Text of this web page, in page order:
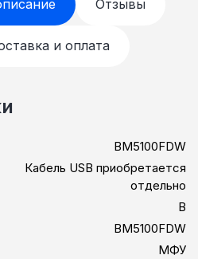
Отзывы
и оплата
BM5100FDW
Кабель USB приобретается
отдельно
B
BM5100FDW
МФУ